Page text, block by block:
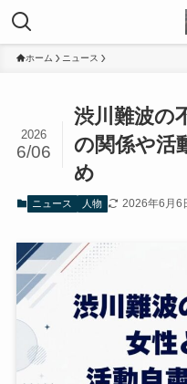
ホーム ニュース
渋川難波の
の関係や活
め
2026
6/06
ニュース 人物 2026年6月6